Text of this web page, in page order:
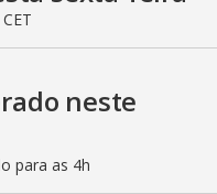
neste
para as 4h